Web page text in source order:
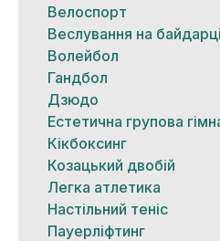
Велоспорт
Веслування на
Волейбол
Гандбол
Дзюдо
Естетична групова
Кікбоксинг
Козацький двобій
Легка атлетика
Настільний теніс
Пауерліфтинг